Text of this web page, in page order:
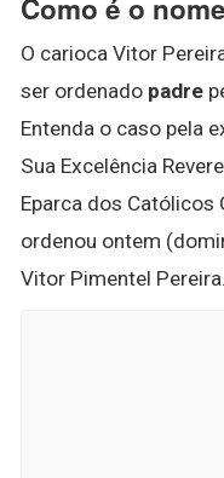
Como é o
O carioca Vitor
ser ordenado padre
Entenda o caso pela
Sua Excelência
Eparca dos Católicos
ordenou ontem
Vitor Pimentel Pereira.